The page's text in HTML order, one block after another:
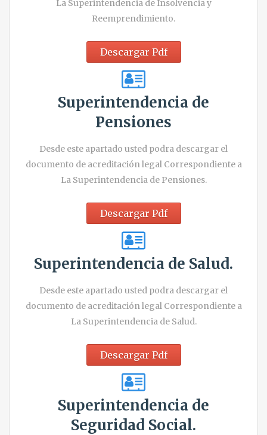
La Superintendencia de Insolvencia y
Reemprendimiento.
Descargar Pdf
Superintendencia de
Pensiones
Desde este apartado usted podra descargar el
documento de acreditación legal Correspondiente a
La Superintendencia de Pensiones.
Descargar Pdf
Superintendencia de Salud.
Desde este apartado usted podra descargar el
documento de acreditación legal Correspondiente a
La Superintendencia de Salud.
Descargar Pdf
Superintendencia de
Seguridad Social.